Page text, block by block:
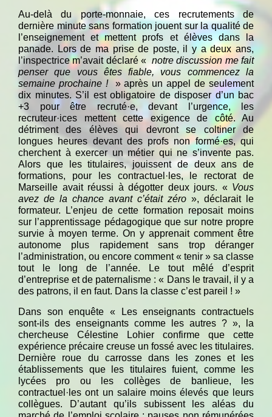
Au-delà du porte-monnaie, ces recrutements de
dernière minute sans formation jouent sur la qualité de
l’enseignement et mettent profs et élèves dans la
panade. Lors de ma prise de poste, il y a deux ans,
l’inspectrice m’avait déclaré « notre discussion me fait
penser que vous êtes fiable, vous commencez la
semaine prochaine !
» après un appel de seulement
dix minutes. S’il est obligatoire de disposer d’un bac
+3 pour être recruté·e, devant l’urgence, les
recruteur·ices mettent cette exigence de côté. Au
détriment des élèves qui devront se coltiner de
longues heures devant des profs non formé·es, qui
cherchent à exercer un métier qui ne s’invente pas.
Alors que les titulaires, jouissent de deux ans de
formations, pour les contractuel·les, le rectorat de
Marseille avait réussi à dégotter deux jours. « Vous
avez de la chance avant c’était zéro », déclarait le
formateur. L’enjeu de cette formation reposait moins
sur l’apprentissage pédagogique que sur notre propre
survie à moyen terme. On y apprenait comment être
autonome plus rapidement sans trop déranger
l’administration, ou encore comment « tenir » sa classe
tout le long de l’année. Le tout mêlé d’esprit
d’entreprise et de paternalisme : « Dans le travail, il y a
des patrons, il en faut. Dans la classe c’est pareil ! »
Dans son enquête « Les enseignants contractuels
sont-ils des enseignants comme les autres ? », la
chercheuse Célestine Lohier confirme que cette
expérience précaire creuse un fossé avec les titulaires.
Dernière roue du carrosse dans les zones et les
établissements que les titulaires fuient, comme les
lycées pro ou les collèges de banlieue, les
contractuel·les ont un salaire moins élevés que leurs
collègues. D’autant qu’ils subissent les aléas du